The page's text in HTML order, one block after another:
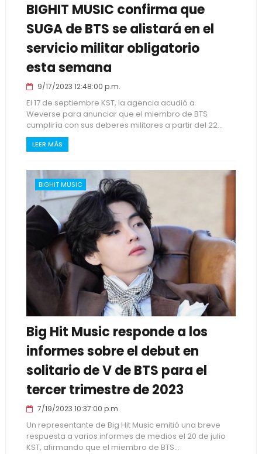
BIGHIT MUSIC confirma que
SUGA de BTS se alistará en el
servicio militar obligatorio
esta semana
9/17/2023 12:48:00 p.m.
El 17 de septiembre KST, la agencia acudió a
Weverse para anunciar que el miembro de BTS
cumpliría con sus deberes militares a partir del 22...
LEER MÁS
BIGHIT MUSIC
Big Hit Music responde a los
informes sobre el debut en
solitario de V de BTS para el
tercer trimestre de 2023
7/19/2023 10:37:00 p.m.
Un representante de Big Hit Music emitió una breve
respuesta a varios informes de medios el 20 de julio
KST, afirmando que el miembro de BTS...